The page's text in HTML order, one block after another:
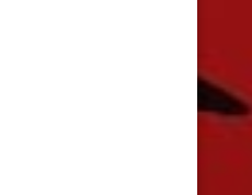
Joseph
Loki (voice)